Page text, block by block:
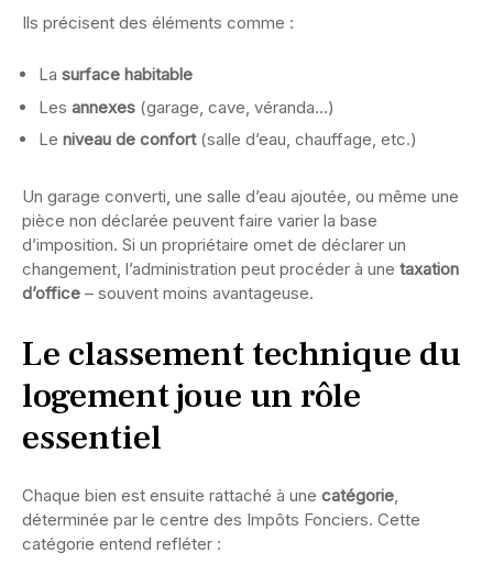
Ils précisent des éléments comme :
La surface habitable
Les annexes (garage, cave, véranda…)
Le niveau de confort(salle d’eau, chauffage, etc.)
Un garage converti, une salle d’eau ajoutée, ou même une
pièce non déclarée peuvent faire varier la base
d’imposition. Si un propriétaire omet de déclarer un
changement, l’administration peut procéder à une taxation
d’office – souvent moins avantageuse.
Le classement technique du
logement joue un rôle
essentiel
Chaque bien est ensuite rattaché à une catégorie,
déterminée par le centre des Impôts Fonciers. Cette
catégorie entend refléter :